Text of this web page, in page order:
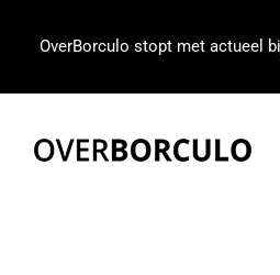
OverBorculo stopt met actueel